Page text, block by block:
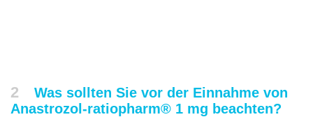
2
Was sollten Sie vor der Einnahme von
Anastrozol-ratiopharm® 1 mg beachten?